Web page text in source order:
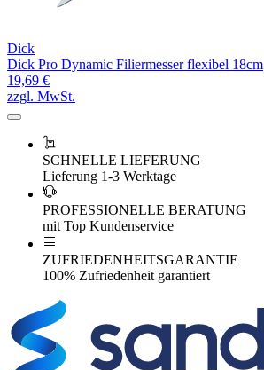
Dick
Dick Pro Dynamic Filiermesser flexibel 18cm
19,69 €
zzgl. MwSt.
SCHNELLE LIEFERUNG
Lieferung 1-3 Werktage
PROFESSIONELLE BERATUNG
mit Top Kundenservice
ZUFRIEDENHEITSGARANTIE
100% Zufriedenheit garantiert